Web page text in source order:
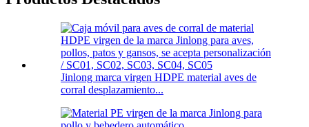
Jinlong marca virgen HDPE material aves de
corral desplazamiento...